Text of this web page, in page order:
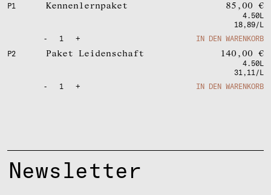
P1 Kennenlernpaket 85,00 €
4.50L
18,89/L
-
1 +
IN DEN WARENKORB
P2
Paket Leidenschaft 140,00 €
4.50L
31,11/L
-
1 + IN DEN WARENKORB